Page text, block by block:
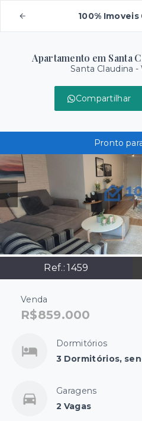
100%
Apartamento em Santa
Santa Claudina
Compartilhar
Ref.:1459
Pronto
Venda
R$859.000
Dormitórios
3 Dormitórios,
Garagens
2 Vagas